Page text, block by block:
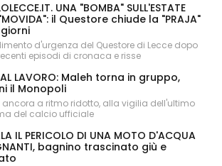
UNA "BOMBA" SULL'ESTATE
"MOVIDA": il Questore chiude la "PRAJA"
d'urgenza del Questore di Lecce dopo
episodi di cronaca e risse
AL LAVORO: Maleh torna in gruppo,
il Monopoli
ancora a ritmo ridotto, alla vigilia dell'ultimo
del calcio ufficiale
IL PERICOLO DI UNA MOTO D'ACQUA
bagnino trascinato giù e